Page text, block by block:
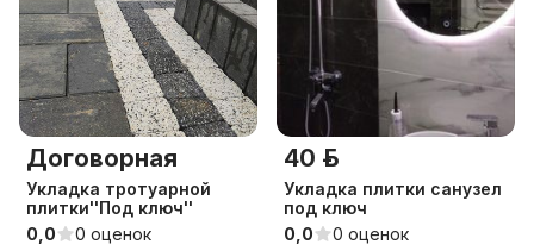
Договорная
Укладка тротуарной
плитки''Под ключ''
0,0
0 оценок
40 р.
Укладка плитки санузел
под ключ
0,0
0 оценок